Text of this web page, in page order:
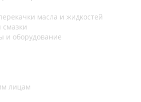
масла и жидкостей
и оборудование
лицам